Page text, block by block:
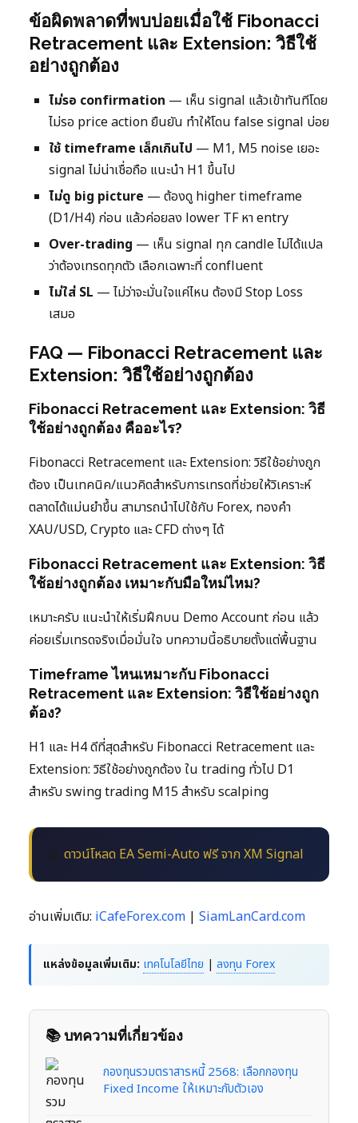
ข้อผิดพลาดที่พบบ่อยเมื่อใช้ Fibonacci
Retracement และ Extension: วิธีใช้
อย่างถูกต้อง
ไม่รอ confirmation — เห็น signal แล้วเข้าทันทีโดย
ไม่รอ price action ยืนยัน ทำให้โดน false signal บ่อย
ใช้ timeframe เล็กเกินไป — M1, M5 noise เยอะ
signal ไม่น่าเชื่อถือ แนะนำ H1 ขึ้นไป
ไม่ดู big picture — ต้องดู higher timeframe
(D1/H4) ก่อน แล้วค่อยลง lower TF หา entry
Over-trading — เห็น signal ทุก candle ไม่ได้แปล
ว่าต้องเทรดทุกตัว เลือกเฉพาะที่ confluent
ไม่ใส่ SL — ไม่ว่าจะมั่นใจแค่ไหน ต้องมี Stop Loss
เสมอ
FAQ — Fibonacci Retracement และ
Extension: วิธีใช้อย่างถูกต้อง
Fibonacci Retracement และ Extension: วิธี
ใช้อย่างถูกต้อง คืออะไร?
Fibonacci Retracement และ Extension: วิธีใช้อย่างถูก
ต้อง เป็นเทคนิค/แนวคิดสำหรับการเทรดที่ช่วยให้วิเคราะห์
ตลาดได้แม่นยำขึ้น สามารถนำไปใช้กับ Forex, ทองคำ
XAU/USD, Crypto และ CFD ต่างๆ ได้
Fibonacci Retracement และ Extension: วิธี
ใช้อย่างถูกต้อง เหมาะกับมือใหม่ไหม?
เหมาะครับ แนะนำให้เริ่มฝึกบน Demo Account ก่อน แล้ว
ค่อยเริ่มเทรดจริงเมื่อมั่นใจ บทความนี้อธิบายตั้งแต่พื้นฐาน
Timeframe ไหนเหมาะกับ Fibonacci
Retracement และ Extension: วิธีใช้อย่างถูก
ต้อง?
H1 และ H4 ดีที่สุดสำหรับ Fibonacci Retracement และ
Extension: วิธีใช้อย่างถูกต้อง ใน trading ทั่วไป D1
สำหรับ swing trading M15 สำหรับ scalping
ดาวน์โหลด EA Semi-Auto ฟรี จาก XM Signal
อ่านเพิ่มเติม: iCafeForex.com | SiamLanCard.com
แหล่งข้อมูลเพิ่มเติม: เทคโนโลยีไทย | ลงทุน Forex
📚 บทความที่เกี่ยวข้อง
กองทุนรวมตราสารหนี้ 2568: เลือกกองทุน
Fixed Income ให้เหมาะกับตัวเอง